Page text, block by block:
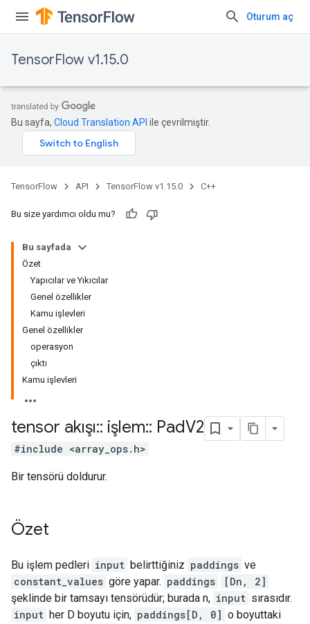
Oturum aç
TensorFlow v1.15.0
Bu sayfa, Cloud Translation API ile çevrilmiştir.
TensorFlow API TensorFlow v1.15.0 C++
Bu size yardımcı oldu mu?
Bu sayfada
Özet
Yapıcılar ve Yıkıcılar
Genel özellikler
Kamu işlevleri
Genel özellikler
operasyon
çıktı
Kamu işlevleri
tensor akışı:: işlem:: PadV2
#include <array_ops.h>
Bir tensörü doldurur.
Özet
Bu işlem pedleri input belirttiğiniz paddings ve
constant_values göre yapar. paddings
[Dn, 2]
şeklinde bir tamsayı tensörüdür; burada n, input sırasıdır.
input her D boyutu için, paddings[D, 0] o boyuttaki